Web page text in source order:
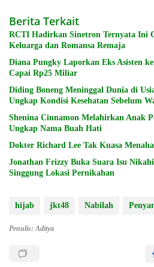
Berita Terkait
RCTI Hadirkan Sinetron Ternyata Ini
Keluarga dan Romansa Remaja
Diana Pungky Laporkan Eks Asisten
Capai Rp25 Miliar
Diding Boneng Meninggal Dunia di
Ungkap Kondisi Kesehatan Sebelum
Shenina Cinnamon Melahirkan Anak
Ungkap Nama Buah Hati
Dokter Richard Lee Tak Kuasa
Jonathan Frizzy Buka Suara Isu
Singgung Lokasi Pernikahan
hijab jkt48 Nabilah
Penulis: Aditya